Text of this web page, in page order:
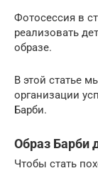
Фотосессия в
реализовать
образе.
В этой статье
организации
Барби.
Образ Барби
Чтобы стать